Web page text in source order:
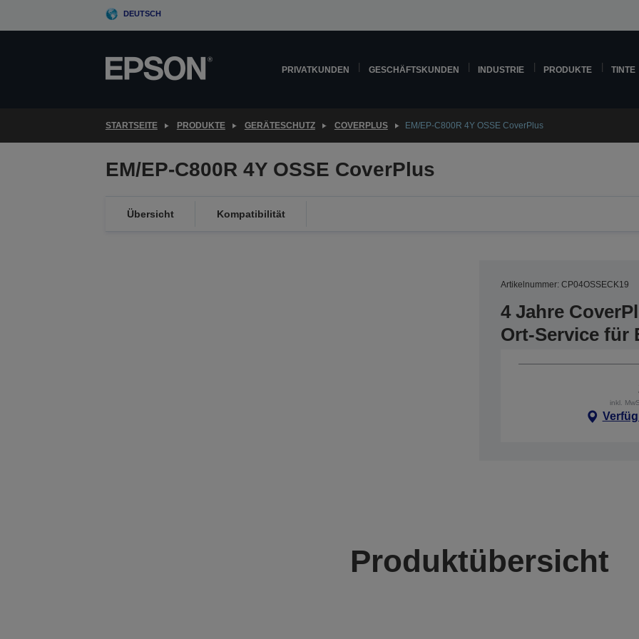
DEUTSCH
PRIVATKUNDEN GESCHÄFTSKUNDEN INDUSTRIE PRODUKTE TINTE
STARTSEITE PRODUKTE GERÄTESCHUTZ COVERPLUS EM/EP-C800R 4Y OSSE CoverPlus
EM/EP-C800R 4Y OSSE CoverPlus
Übersicht Kompatibilität
Artikelnummer: CP04OSSECK19
4 Jahre
Ort-Service für
inkl.
Produktübersicht